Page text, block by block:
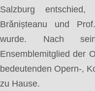
Salzburg
Brănișteanu und
wurde. Nach
Ensemblemitglied der
bedeutenden Opern-,
zu Hause.